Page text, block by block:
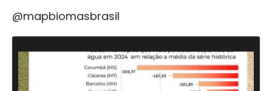
@mapbiomasbrasil